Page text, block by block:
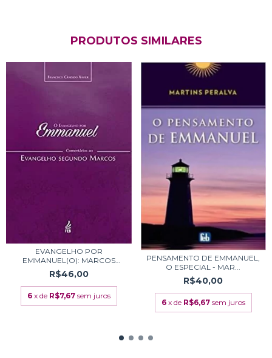
PRODUTOS SIMILARES
EVANGELHO POR
EMMANUEL(O): MARCOS
COMENT...
R$46,00
6 x de R$7,67 sem juros
PENSAMENTO DE EMMANUEL,
O ESPECIAL - MAR...
R$40,00
6 x de R$6,67 sem juros